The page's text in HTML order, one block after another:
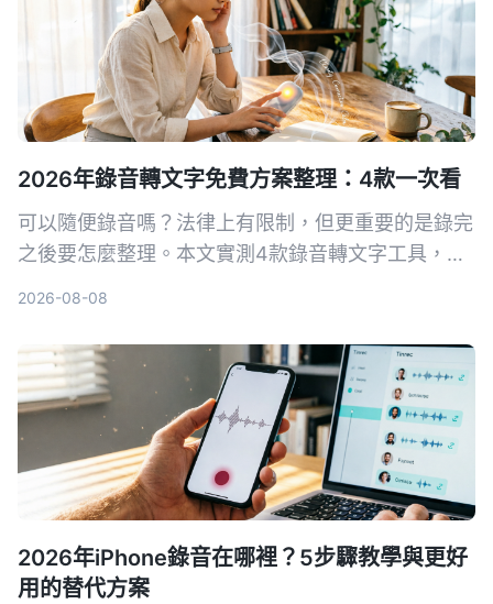
2026年錄音轉文字免費方案整理：4款一次看
可以隨便錄音嗎？法律上有限制，但更重要的是錄完
之後要怎麼整理。本文實測4款錄音轉文字工具，整
2026-08-08
2026年iPhone錄音在哪裡？5步驟教學與更好
用的替代方案